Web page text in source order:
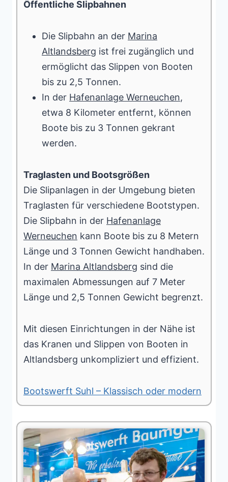
Öffentliche Slipbahnen
Die Slipbahn an der Marina
Altlandsberg ist frei zugänglich und
ermöglicht das Slippen von Booten
bis zu 2,5 Tonnen.
In der Hafenanlage Werneuchen,
etwa 8 Kilometer entfernt, können
Boote bis zu 3 Tonnen gekrant
werden.
Traglasten und Bootsgrößen
Die Slipanlagen in der Umgebung bieten
Traglasten für verschiedene Bootstypen.
Die Slipbahn in der Hafenanlage
Werneuchen kann Boote bis zu 8 Metern
Länge und 3 Tonnen Gewicht handhaben.
In der Marina Altlandsberg sind die
maximalen Abmessungen auf 7 Meter
Länge und 2,5 Tonnen Gewicht begrenzt.
Mit diesen Einrichtungen in der Nähe ist
das Kranen und Slippen von Booten in
Altlandsberg unkompliziert und effizient.
Bootswerft Suhl – Klassisch oder modern